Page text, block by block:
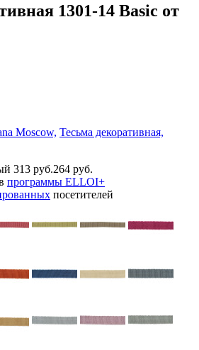
1301-14 Basic от
Moscow, Тесьма декоративная,
313 руб.264 руб.
программы ELLOI+
посетителей